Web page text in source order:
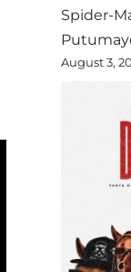
Spider-
August 3,